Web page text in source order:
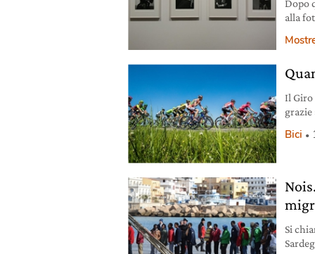
Dopo
alla
dal
Il Giro
grazie
Bici
Si